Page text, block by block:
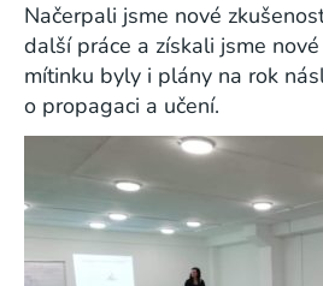
Načerpali jsme nové
další práce a získali jsme
mítinku byly i plány na rok
o propagaci a učení.